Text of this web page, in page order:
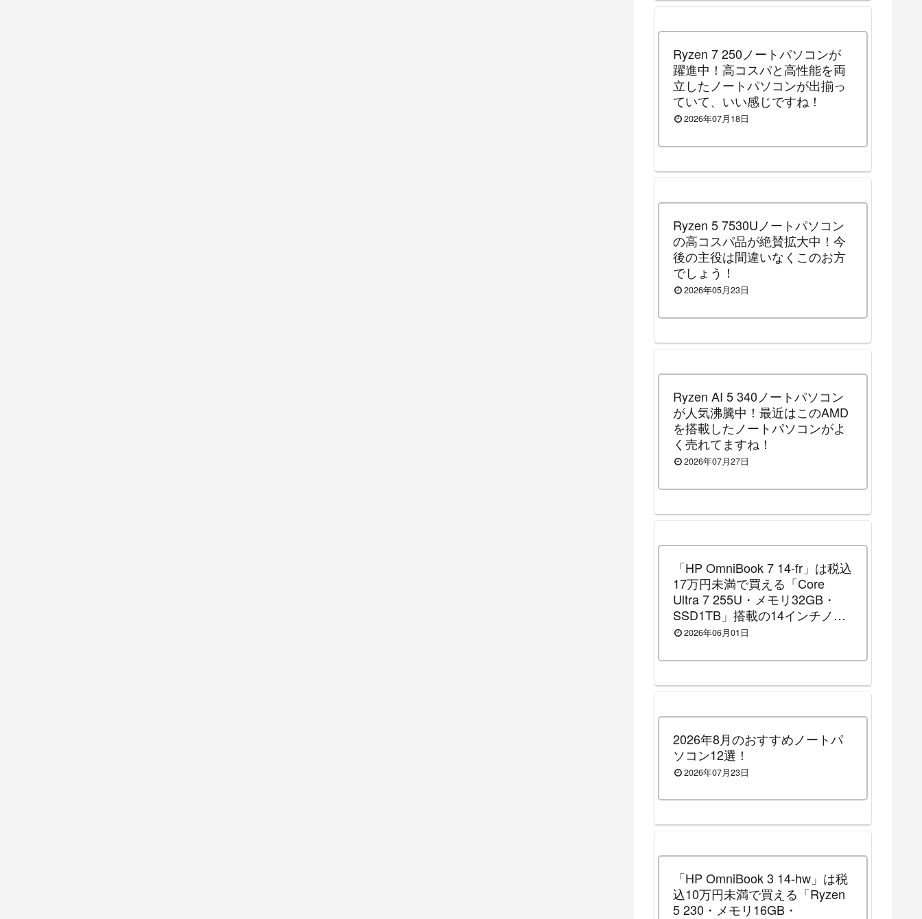
Ryzen 7 250ノートパソコンが
躍進中！高コスパと高性能を両
立したノートパソコンが出揃っ
ていて、いい感じですね！
2026年07月18日
Ryzen 5 7530Uノートパソコン
の高コスパ品が絶賛拡大中！今
後の主役は間違いなくこのお方
でしょう！
2026年05月23日
Ryzen AI 5 340ノートパソコン
が人気沸騰中！最近はこのAMD
を搭載したノートパソコンがよ
く売れてますね！
2026年07月27日
「HP OmniBook 7 14-fr」は税込
17万円未満で買える「Core
Ultra 7 255U・メモリ32GB・
SSD1TB」搭載の14インチノー
トパソコンです！（2026年8月3
中）
2026年06月01日
2026年8月のおすすめノートパ
ソコン12選！
2026年07月23日
「HP OmniBook 3 14-hw」は税
込10万円未満で買える「Ryzen
5 230・メモリ16GB・